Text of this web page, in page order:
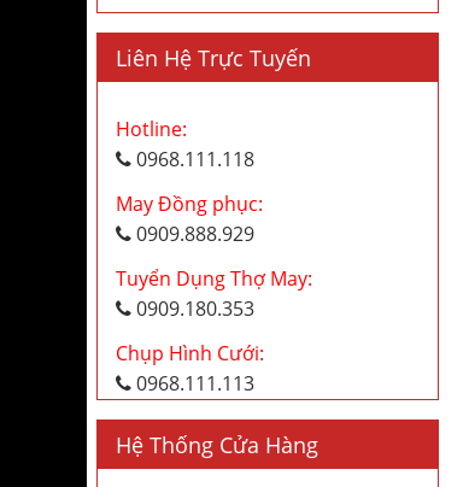
Liên Hệ Trực Tuyến
Hotline:
0968.111.118
May Đồng phục:
0909.888.929
Tuyển Dụng Thợ May:
0909.180.353
Chụp Hình Cưới:
0968.111.113
Hệ Thống Cửa Hàng